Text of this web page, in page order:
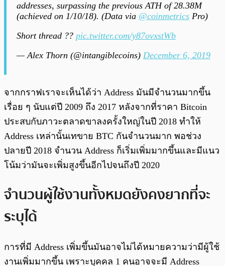
addresses, surpassing the previous ATH of 28.38M
(achieved on 1/10/18). (Data via @coinmetrics Pro)
Short thread ?? pic.twitter.com/y87ovxstWb
— Alex Thorn (@intangiblecoins) December 6, 2019
จากกราฟเราจะเห็นได้ว่า Address มันมีจำนวนมากขึ้น
เรื่อย ๆ นับแต่ปี 2009 ถึง 2017 หลังจากที่ราคา Bitcoin
ประสบกับภาวะตลาดขาลงครั้งใหญ่ในปี 2018 ทำให้
Address เหล่านั้นเทขาย BTC กันจำนวนมาก พอช่วง
ปลายปี 2018 จำนวน Address ก็เริ่มเพิ่มมากขึ้นและมีแนว
โน้มว่ามันจะเพิ่มสูงขึ้นอีกไปจนถึงปี 2020
จำนวนผู้ใช้งานทั้งหมดยังคงยากที่จะ
ระบุได้
การที่มี Address เพิ่มขึ้นมันอาจไม่ได้หมายความว่ามีผู้ใช้
งานเพิ่มมากขึ้น เพราะบุคคล 1 คนอาจจะมี Address